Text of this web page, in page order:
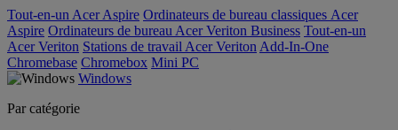
Tout-en-un Acer Aspire Ordinateurs de bureau classiques Acer
Aspire Ordinateurs de bureau Acer Veriton Business Tout-en-un
Acer Veriton Stations de travail Acer Veriton Add-In-One
Chromebase Chromebox Mini PC
Windows
Par catégorie